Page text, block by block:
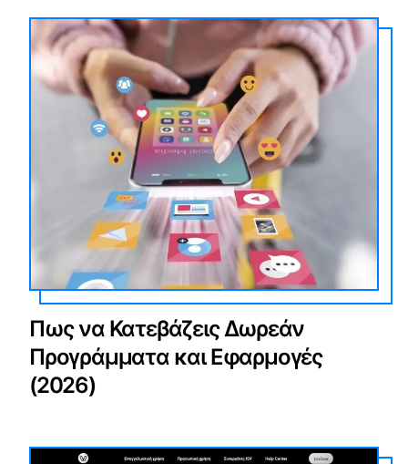
Πως να Κατεβάζεις Δωρεάν
Προγράμματα και Εφαρμογές
(2026)